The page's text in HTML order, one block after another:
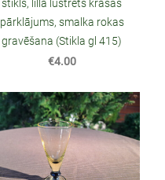
stikls, lillā lustrēts krāsas
pārklājums, smalka rokas
gravēšana (Stikla gl 415)
€4.00